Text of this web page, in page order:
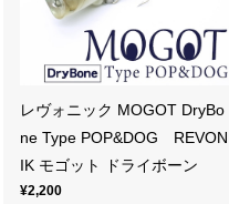
レヴォニック MOGOT DryBo
ne Type POP&DOG REVON
IK モゴット ドライボーン
¥2,200